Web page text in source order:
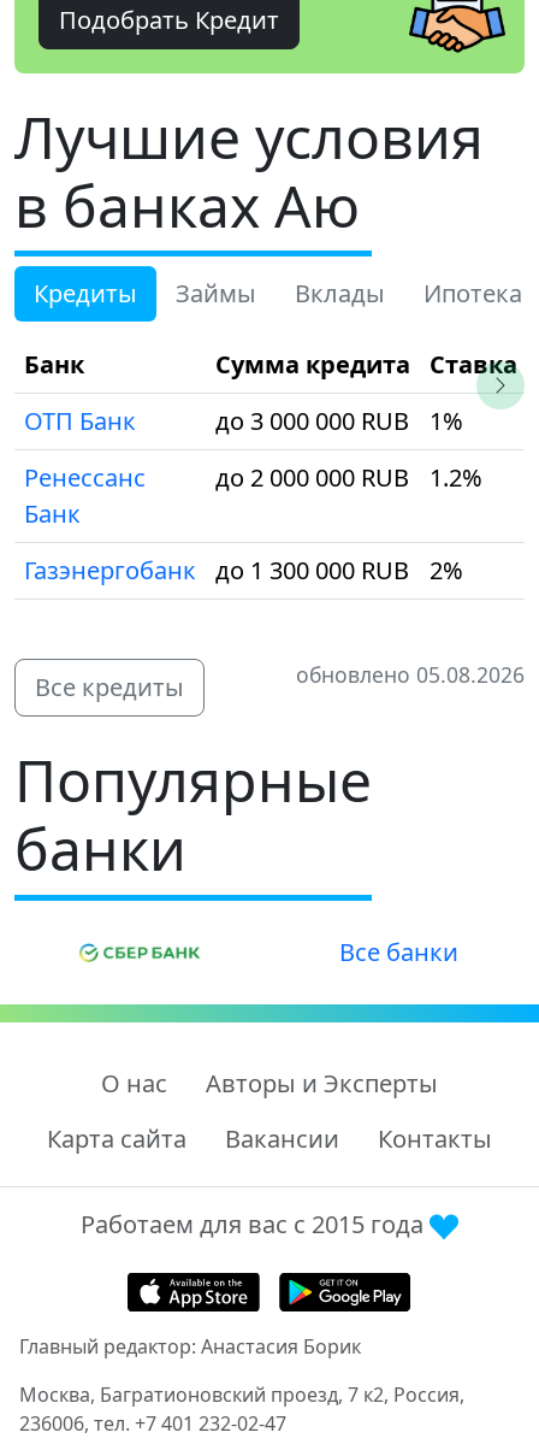
Подобрать Кредит
Лучшие условия
в банках Аю
Кредиты Займы Вклады Ипотека
Банк Сумма кредита
Ставка
ОТП Банк
до 3 000 000 RUB
1%
Ренессанс
Банк
до 2 000 000 RUB 1.2%
Газэнергобанк до 1 300 000 RUB 2%
Все кредиты обновлено 05.08.2026
Популярные
банки
Все банки
О нас
Авторы и Эксперты
Карта сайта
Вакансии Контакты
Работаем для вас с 2015 года
Главный редактор: Анастасия Борик
Москва, Багратионовский проезд, 7 к2, Россия,
236006, тел. +7 401 232-02-47